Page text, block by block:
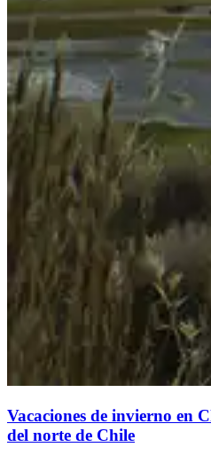
Vacaciones de invierno en
del norte de Chile